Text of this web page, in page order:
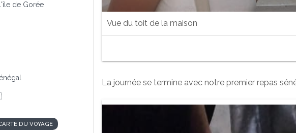
Vue du toit de la maison
La journée se termine avec notre premier repas
de Gorée
DU VOYAGE